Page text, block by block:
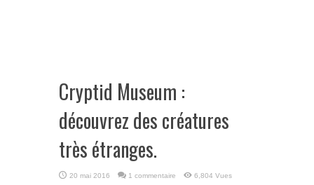
Cryptid Museum :
découvrez des créatures
très étranges.
20 mai 2016 1 commentaire 6,804 Vues